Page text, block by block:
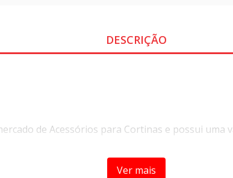
DESCRIÇÃO
de Acessórios para Cortinas e possui
as principais tendências de estilo e de
Ver mais